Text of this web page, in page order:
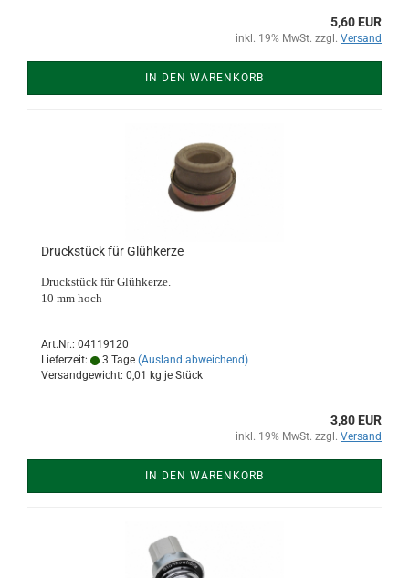
5,60 EUR
inkl. 19% MwSt. zzgl. Versand
IN DEN WARENKORB
Druckstück für Glühkerze
Druckstück für Glühkerze.
10 mm hoch
Art.Nr.: 04119120
Lieferzeit:
3 Tage (Ausland abweichend)
Versandgewicht: 0,01 kg je Stück
3,80 EUR
inkl. 19% MwSt. zzgl. Versand
IN DEN WARENKORB